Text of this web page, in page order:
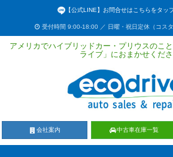
【公式LINE】お問合せはこちらをタッ
受付時間 9:00-18:00 ／ 日曜・祝日定休（コスタ
アメリカでハイブリッドカー・プリウスのこ
ライブ」におまかせくださ
会社案内 中古車在庫一覧